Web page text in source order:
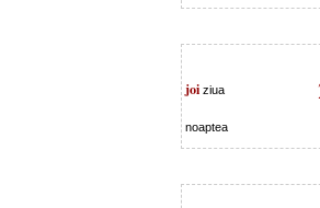
joi ziua
noaptea